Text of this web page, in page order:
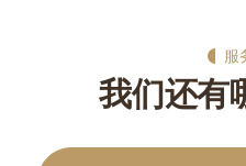
服
我们还有